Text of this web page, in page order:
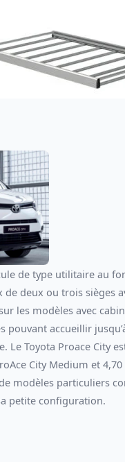
de type utilitaire au
deux ou trois sièges
les modèles avec
pouvant accueillir
Le Toyota Proace City
City Medium et
modèles particuliers
petite configuration.